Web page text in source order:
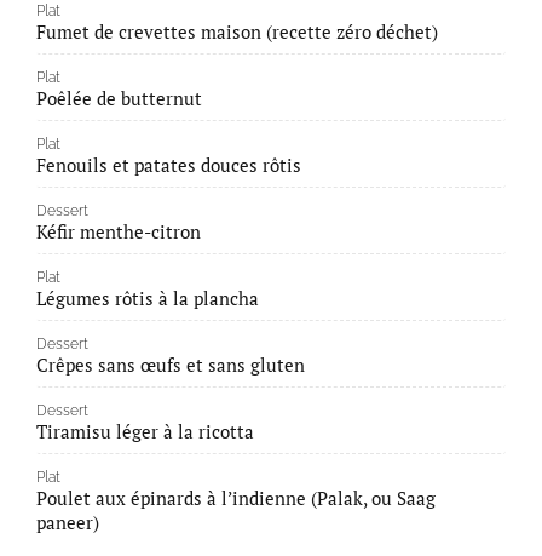
Plat
Fumet de crevettes maison (recette zéro déchet)
Plat
Poêlée de butternut
Plat
Fenouils et patates douces rôtis
Dessert
Kéfir menthe-citron
Plat
Légumes rôtis à la plancha
Dessert
Crêpes sans œufs et sans gluten
Dessert
Tiramisu léger à la ricotta
Plat
Poulet aux épinards à l’indienne (Palak, ou Saag
paneer)